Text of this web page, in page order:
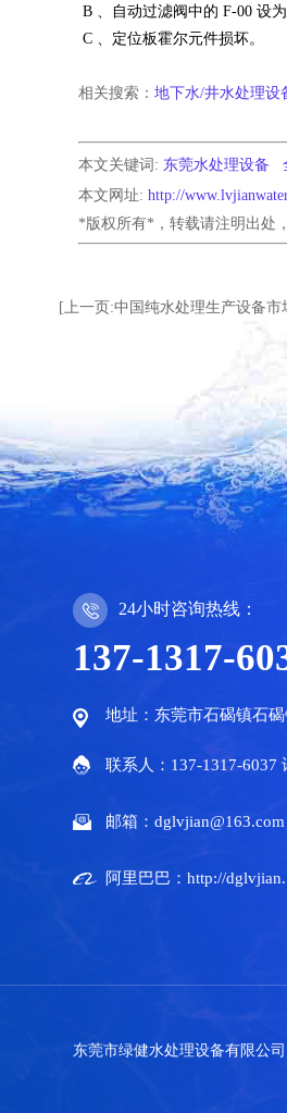
B 、自动过滤阀中的 F-00 设为
C 、定位板霍尔元件损坏。
相关搜索： 地下水/井水处理设
本文关键词: 东莞水处理设备
本文网址: http://
*版权所有*，转载请注明出处
[上一页:中国纯水处理生产设备市
24小时咨询热线：
137-1317-
地址：东莞市石碣镇石
联系人：137-1317-6037
邮箱：dglvjian@163.com
阿里巴巴：http://
东莞市绿健水处理设备有限公司